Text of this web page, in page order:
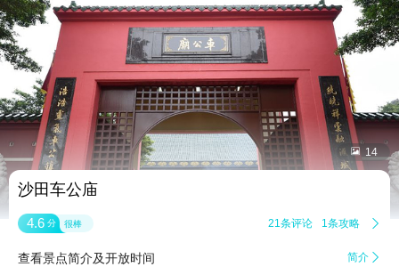
 14
沙田车公庙
4.6 分 很棒 21条评论 1条攻略 
查看景点简介及开放时间 简介 
